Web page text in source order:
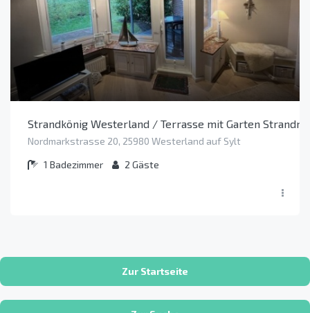
Strandkönig Westerland / Terrasse mit Garten
Nordmarkstrasse 20, 25980 Westerland auf Sylt
1 Badezimmer 2 Gäste
Zur Startseite